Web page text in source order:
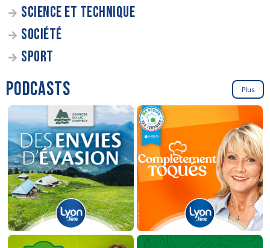
SCIENCE ET TECHNIQUE
SOCIÉTÉ
SPORT
PODCASTS Plus